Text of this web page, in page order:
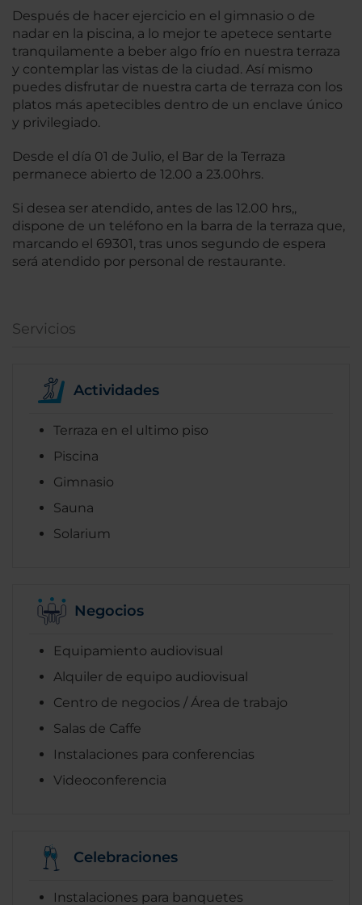
Después de hacer ejercicio en el gimnasio o de
nadar en la piscina, a lo mejor te apetece sentarte
tranquilamente a beber algo frío en nuestra terraza
y contemplar las vistas de la ciudad. Así mismo
puedes disfrutar de nuestra carta de terraza con los
platos más apetecibles dentro de un enclave único
y privilegiado.
Desde el día 01 de Julio, el Bar de la Terraza
permanece abierto de 12.00 a 23.00hrs.
Si desea ser atendido, antes de las 12.00 hrs,,
dispone de un teléfono en la barra de la terraza que,
marcando el 69301, tras unos segundo de espera
será atendido por personal de restaurante.
Servicios
Actividades
Terraza en el ultimo piso
Piscina
Gimnasio
Sauna
Solarium
Negocios
Equipamiento audiovisual
Alquiler de equipo audiovisual
Centro de negocios / Área de trabajo
Salas de Caffe
Instalaciones para conferencias
Videoconferencia
Celebraciones
Instalaciones para banquetes